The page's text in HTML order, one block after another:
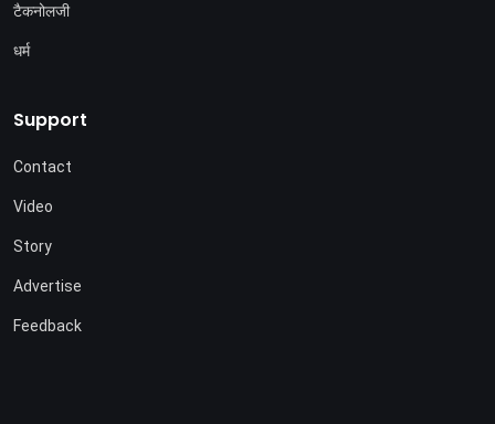
टैकनोलजी
धर्म
Support
Contact
Video
Story
Advertise
Feedback